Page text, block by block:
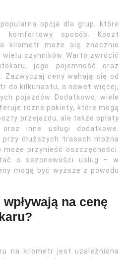
opcja dla grup, które
komfortowy sposób. Koszt
kilometr może się znacznie
czynników. Warto zwrócić
jego pojemność oraz
Zazwyczaj ceny wahają się od
do kilkunastu, a nawet więcej,
pojazdów. Dodatkowo, wiele
różne pakiety, które mogą
przejazdu, ale także opłaty
inne usługi dodatkowe.
dłuższych trasach można
przynieść oszczędności.
o sezonowości usług – w
mogą być wyższe z powodu
na cenę
na kilometr jest uzależniona